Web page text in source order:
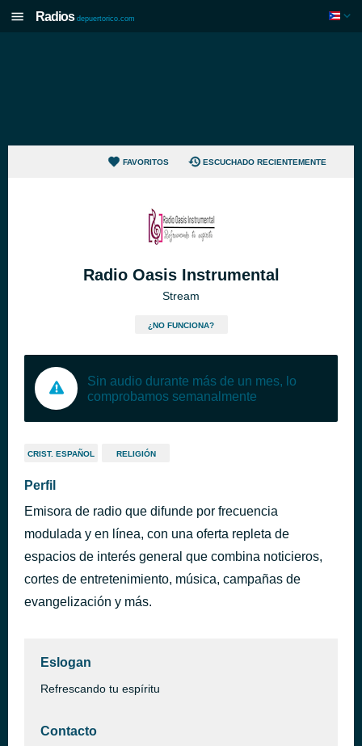
Radios depuertorico.com
FAVORITOS ESCUCHADO RECIENTEMENTE
Radio Oasis Instrumental
Stream
¿NO FUNCIONA?
Sin audio durante más de un mes, lo
comprobamos semanalmente
CRIST. ESPAÑOL RELIGIÓN
Perfil
Emisora de radio que difunde por frecuencia
modulada y en línea, con una oferta repleta de
espacios de interés general que combina noticieros,
cortes de entretenimiento, música, campañas de
evangelización y más.
Eslogan
Refrescando tu espíritu
Contacto